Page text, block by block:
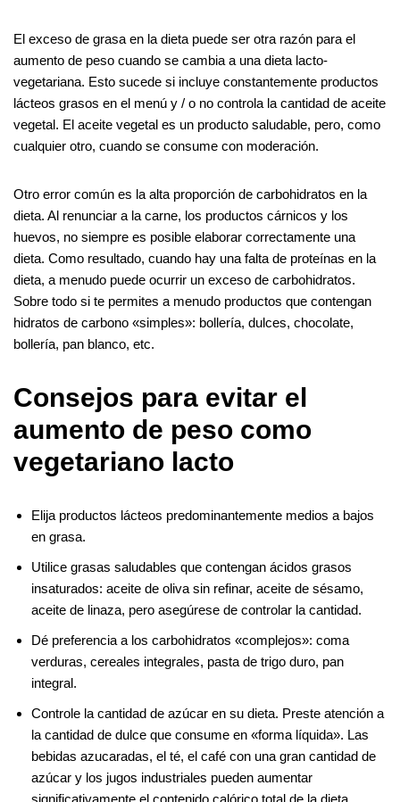
El exceso de grasa en la dieta puede ser otra razón para el
aumento de peso cuando se cambia a una dieta lacto-
vegetariana. Esto sucede si incluye constantemente productos
lácteos grasos en el menú y / o no controla la cantidad de aceite
vegetal. El aceite vegetal es un producto saludable, pero, como
cualquier otro, cuando se consume con moderación.
Otro error común es la alta proporción de carbohidratos en la
dieta. Al renunciar a la carne, los productos cárnicos y los
huevos, no siempre es posible elaborar correctamente una
dieta. Como resultado, cuando hay una falta de proteínas en la
dieta, a menudo puede ocurrir un exceso de carbohidratos.
Sobre todo si te permites a menudo productos que contengan
hidratos de carbono «simples»: bollería, dulces, chocolate,
bollería, pan blanco, etc.
Consejos para evitar el
aumento de peso como
vegetariano lacto
Elija productos lácteos predominantemente medios a bajos
en grasa.
Utilice grasas saludables que contengan ácidos grasos
insaturados: aceite de oliva sin refinar, aceite de sésamo,
aceite de linaza, pero asegúrese de controlar la cantidad.
Dé preferencia a los carbohidratos «complejos»: coma
verduras, cereales integrales, pasta de trigo duro, pan
integral.
Controle la cantidad de azúcar en su dieta. Preste atención a
la cantidad de dulce que consume en «forma líquida». Las
bebidas azucaradas, el té, el café con una gran cantidad de
azúcar y los jugos industriales pueden aumentar
significativamente el contenido calórico total de la dieta.